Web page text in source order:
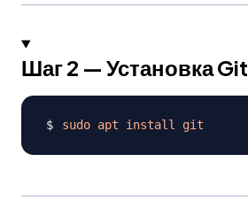
Шаг 2 — Установка Git
sudo apt install git